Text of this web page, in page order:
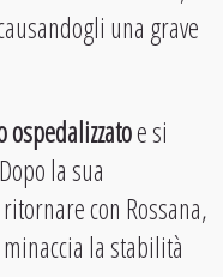
una grave
ospedalizzatoe si
la sua
con Rossana,
la stabilità